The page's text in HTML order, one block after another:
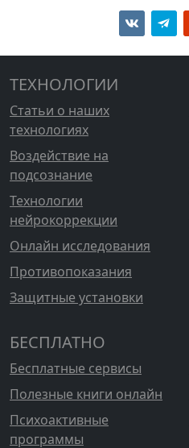
ТЕХНОЛОГИИ
Статьи о наших
технологиях
Воздействие на
подсознание
Технологии
нейрокоррекции
Онлайн исследования
Противопоказания
Защитные установки
БЕСПЛАТНО
Бесплатные сервисы
Полезные книги онлайн
Психоактивные
программы